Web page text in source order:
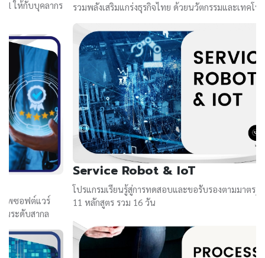
รวมพลังเสริมแกร่งธุรกิจไทย ด้วยนวัตกรรมและเทคโนโลยีขั้นสูง
Service Robot & IoT
โปรแกรมเรียนรู้สู่การทดสอบและขอรับรองตามมาตรฐานสากล กับ
11 หลักสูตร รวม 16 วัน